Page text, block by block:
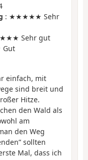
: ★★★★★ Sehr
Sehr gut
einfach, mit
sind breit und
Hitze.
den Wald als
am
den Weg
sollten
Mal, dass ich